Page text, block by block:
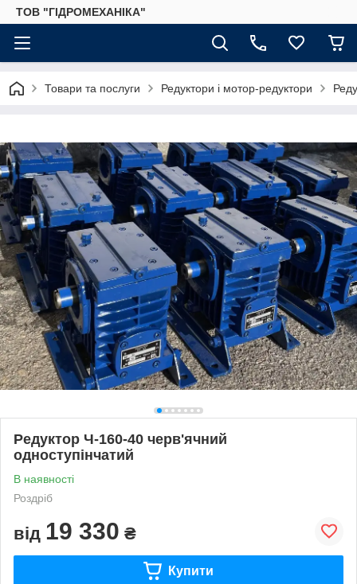
ТОВ "ГІДРОМЕХАНІКА"
Товари та послуги Редуктори і мотор-редуктори
Редуктор Ч-160-40 черв'ячний
одноступінчатий
В наявності
Роздріб
від 19 330 ₴
Купити